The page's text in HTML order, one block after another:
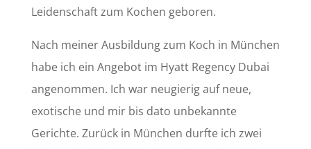
Leidenschaft zum Kochen geboren.
Nach meiner Ausbildung zum Koch in München
habe ich ein Angebot im Hyatt Regency Dubai
angenommen. Ich war neugierig auf neue,
exotische und mir bis dato unbekannte
Gerichte. Zurück in München durfte ich zwei